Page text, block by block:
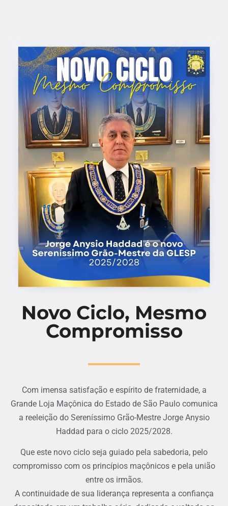
Novo Ciclo, Mesmo
Compromisso
Com imensa satisfação e espírito de fraternidade, a
Grande Loja Maçônica do Estado de São Paulo comunica
a reeleição do Sereníssimo Grão-Mestre Jorge Anysio
Haddad para o ciclo 2025/2028.
Que este novo ciclo seja guiado pela sabedoria, pelo
compromisso com os princípios maçônicos e pela união
entre os irmãos.
A continuidade de sua liderança representa a confiança